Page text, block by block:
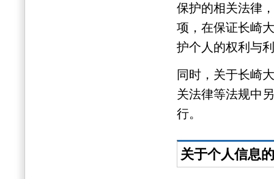
保护的相关法律
项，在保证长崎
护个人的权利与
同时，关于长崎
关法律等法规中
行。
关于个人信息